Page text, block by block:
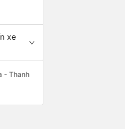
xe
- Thanh